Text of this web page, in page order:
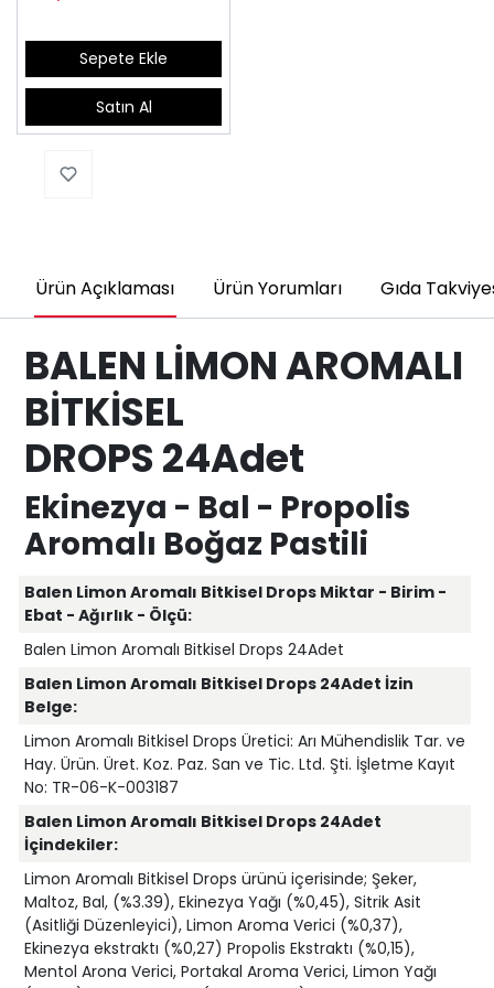
Sepete Ekle
Satın Al
Ürün Açıklaması Ürün Yorumları Gıda
BALEN LİMON AROMALI
BİTKİSEL
DROPS 24Adet
Ekinezya - Bal - Propolis
Aromalı Boğaz Pastili
Balen Limon Aromalı Bitkisel Drops Miktar - Birim -
Ebat - Ağırlık - Ölçü:
Balen Limon Aromalı Bitkisel Drops 24Adet
Balen Limon Aromalı Bitkisel Drops 24Adet İzin
Belge:
Limon Aromalı Bitkisel Drops Üretici: Arı Mühendislik Tar. ve
Hay. Ürün. Üret. Koz. Paz. San ve Tic. Ltd. Şti. İşletme Kayıt
No: TR-06-K-003187
Balen Limon Aromalı Bitkisel Drops 24Adet
İçindekiler:
Limon Aromalı Bitkisel Drops ürünü içerisinde; Şeker,
Maltoz, Bal, (%3.39), Ekinezya Yağı (%0,45), Sitrik Asit
(Asitliği Düzenleyici), Limon Aroma Verici (%0,37),
Ekinezya ekstraktı (%0,27) Propolis Ekstraktı (%0,15),
Mentol Arona Verici, Portakal Aroma Verici, Limon Yağı